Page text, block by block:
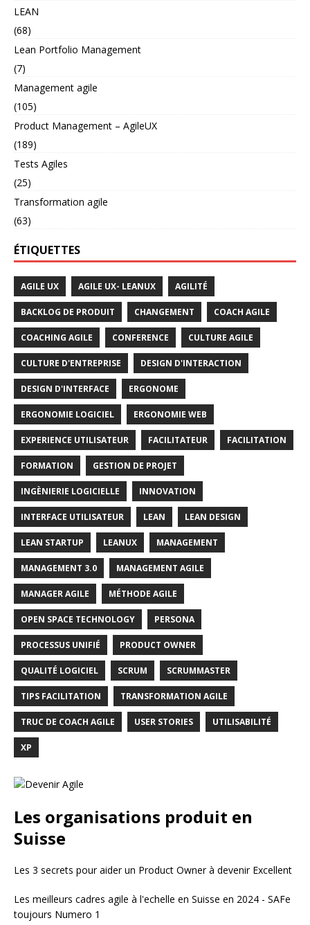
LEAN
(68)
Lean Portfolio Management
(7)
Management agile
(105)
Product Management – AgileUX
(189)
Tests Agiles
(25)
Transformation agile
(63)
ÉTIQUETTES
AGILE UX AGILE UX- LEANUX AGILITÉ
BACKLOG DE PRODUIT CHANGEMENT COACH AGILE
COACHING AGILE CONFERENCE CULTURE AGILE
CULTURE D'ENTREPRISE DESIGN D'INTERACTION
DESIGN D'INTERFACE ERGONOME
ERGONOMIE LOGICIEL ERGONOMIE WEB
EXPERIENCE UTILISATEUR FACILITATEUR FACILITATION
FORMATION GESTION DE PROJET
INGÈNIERIE LOGICIELLE INNOVATION
INTERFACE UTILISATEUR LEAN LEAN DESIGN
LEAN STARTUP LEANUX MANAGEMENT
MANAGEMENT 3.0 MANAGEMENT AGILE
MANAGER AGILE MÉTHODE AGILE
OPEN SPACE TECHNOLOGY PERSONA
PROCESSUS UNIFIÉ PRODUCT OWNER
QUALITÉ LOGICIEL SCRUM SCRUMMASTER
TIPS FACILITATION TRANSFORMATION AGILE
TRUC DE COACH AGILE USER STORIES UTILISABILITÉ
XP
Les organisations produit en
Suisse
Les 3 secrets pour aider un Product Owner à devenir Excellent
Les meilleurs cadres agile à l'echelle en Suisse en 2024 - SAFe
toujours Numero 1